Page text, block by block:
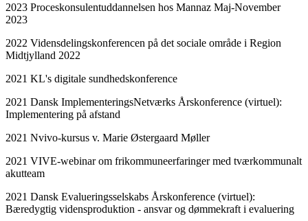
2023 Proceskonsulentuddannelsen hos Mannaz Maj-November
2023
2022 Vidensdelingskonferencen på det sociale område i Region
Midtjylland 2022
2021 KL's digitale sundhedskonference
2021 Dansk ImplementeringsNetværks Årskonference (virtuel):
Implementering på afstand
2021 Nvivo-kursus v. Marie Østergaard Møller
2021 VIVE-webinar om frikommuneerfaringer med tværkommunalt
akutteam
2021 Dansk Evalueringsselskabs Årskonference (virtuel):
Bæredygtig vidensproduktion - ansvar og dømmekraft i evaluering